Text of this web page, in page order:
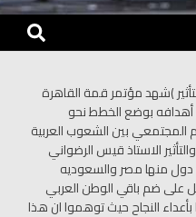
)شهد مؤتمر قمة القاهرة
أهدافه بوضع الخطط نحو
المجتمعي بين الشعوب العربية
الاستاذ قيس الرضواني
منها مصر والسعوديه
على ضم باقي الوطن العربي
النجاح حيث توهموا ان هذا